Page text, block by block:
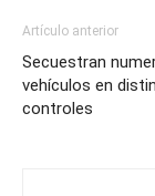
Artículo anterior
Secuestran
vehículos en
controles